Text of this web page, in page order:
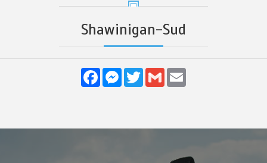
Shawinigan-Sud
FacebookMessenger
TwitterGmail